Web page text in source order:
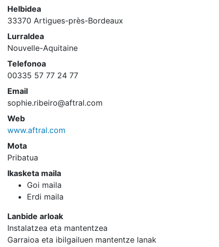
Helbidea
33370 Artigues-près-Bordeaux
Lurraldea
Nouvelle-Aquitaine
Telefonoa
00335 57 77 24 77
Email
sophie.ribeiro@aftral.com
Web
www.aftral.com
Mota
Pribatua
Ikasketa maila
Goi maila
Erdi maila
Lanbide arloak
Instalatzea eta mantentzea
Garraioa eta ibilgailuen mantentze lanak